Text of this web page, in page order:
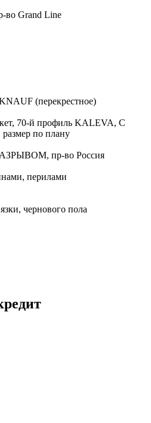
во Grand Line
(перекрестное)
70-й профиль KALEVA, С
по плану
пр-во Россия
перилами
чернового пола